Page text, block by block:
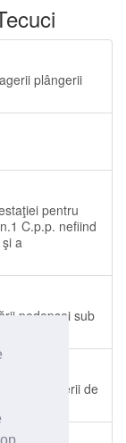
plângerii
pentru
C.p.p. nefiind
a
pedepsei sub
a cererii de